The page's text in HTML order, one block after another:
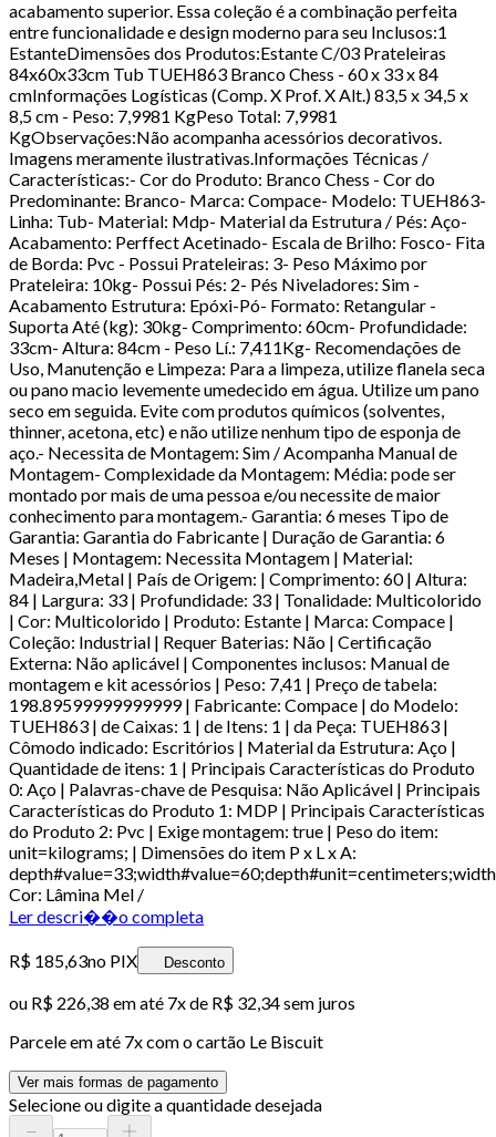
acabamento superior. Essa coleção é a combinação perfeita
entre funcionalidade e design moderno para seu Inclusos:1
EstanteDimensões dos Produtos:Estante C/03 Prateleiras
84x60x33cm Tub TUEH863 Branco Chess - 60 x 33 x 84
cmInformações Logísticas (Comp. X Prof. X Alt.) 83,5 x 34,5 x
8,5 cm - Peso: 7,9981 KgPeso Total: 7,9981
KgObservações:Não acompanha acessórios decorativos.
Imagens meramente ilustrativas.Informações Técnicas /
Características:- Cor do Produto: Branco Chess - Cor do
Predominante: Branco- Marca: Compace- Modelo: TUEH863-
Linha: Tub- Material: Mdp- Material da Estrutura / Pés: Aço-
Acabamento: Perffect Acetinado- Escala de Brilho: Fosco- Fita
de Borda: Pvc - Possui Prateleiras: 3- Peso Máximo por
Prateleira: 10kg- Possui Pés: 2- Pés Niveladores: Sim -
Acabamento Estrutura: Epóxi-Pó- Formato: Retangular -
Suporta Até (kg): 30kg- Comprimento: 60cm- Profundidade:
33cm- Altura: 84cm - Peso Lí.: 7,411Kg- Recomendações de
Uso, Manutenção e Limpeza: Para a limpeza, utilize flanela seca
ou pano macio levemente umedecido em água. Utilize um pano
seco em seguida. Evite com produtos químicos (solventes,
thinner, acetona, etc) e não utilize nenhum tipo de esponja de
aço.- Necessita de Montagem: Sim / Acompanha Manual de
Montagem- Complexidade da Montagem: Média: pode ser
montado por mais de uma pessoa e/ou necessite de maior
conhecimento para montagem.- Garantia: 6 meses Tipo de
Garantia: Garantia do Fabricante | Duração de Garantia: 6
Meses | Montagem: Necessita Montagem | Material:
Madeira,Metal | País de Origem: | Comprimento: 60 | Altura:
84 | Largura: 33 | Profundidade: 33 | Tonalidade: Multicolorido
| Cor: Multicolorido | Produto: Estante | Marca: Compace |
Coleção: Industrial | Requer Baterias: Não | Certificação
Externa: Não aplicável | Componentes inclusos: Manual de
montagem e kit acessórios | Peso: 7,41 | Preço de tabela:
198.89599999999999 | Fabricante: Compace | do Modelo:
TUEH863 | de Caixas: 1 | de Itens: 1 | da Peça: TUEH863 |
Cômodo indicado: Escritórios | Material da Estrutura: Aço |
Quantidade de itens: 1 | Principais Características do Produto
0: Aço | Palavras-chave de Pesquisa: Não Aplicável | Principais
Características do Produto 1: MDP | Principais Características
do Produto 2: Pvc | Exige montagem: true | Peso do item:
unit=kilograms; | Dimensões do item P x L x A:
Cor: Lâmina Mel /
Ler descri��o completa
R$ 185,63no PIX Desconto
ou R$ 226,38 em até 7x de R$ 32,34 sem juros
Parcele em até 7x com o cartão Le Biscuit
Ver mais formas de pagamento
Selecione ou digite a quantidade desejada